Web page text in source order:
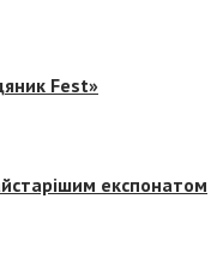
Fest»
експонатом